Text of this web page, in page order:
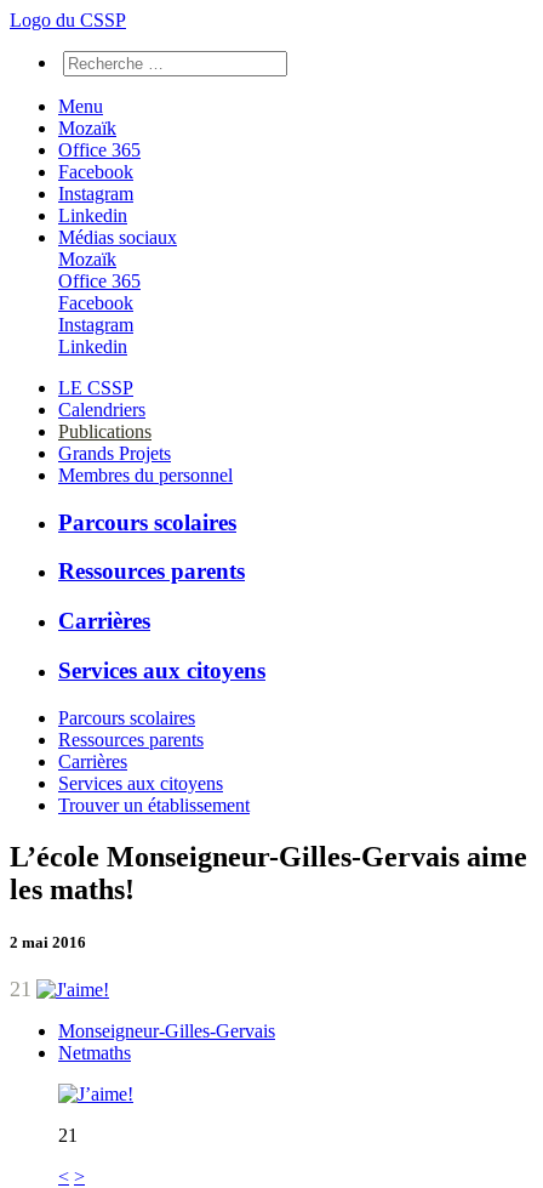
Logo du CSSP
Menu
Mozaïk
Office 365
Facebook
Instagram
Linkedin
Médias sociaux
Mozaïk
Office 365
Facebook
Instagram
Linkedin
LE CSSP
Calendriers
Publications
Grands Projets
Membres du personnel
Parcours scolaires
Ressources parents
Carrières
Services aux citoyens
Parcours scolaires
Ressources parents
Carrières
Services aux citoyens
Trouver un établissement
L’école Monseigneur-Gilles-Gervais aime
les maths!
2 mai 2016
21
Monseigneur-Gilles-Gervais
Netmaths
21
< >